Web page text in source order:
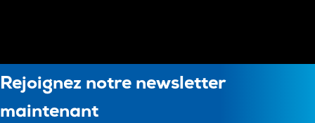
Rejoignez notre newsletter
maintenant